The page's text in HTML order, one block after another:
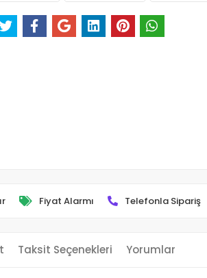
Fiyat Alarmı Telefonla Sipariş
Taksit Seçenekleri Yorumlar